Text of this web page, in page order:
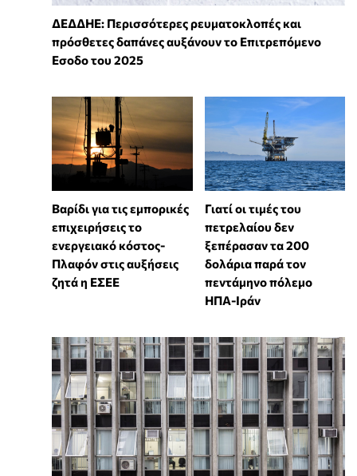
ΔΕΔΔΗΕ: Περισσότερες ρευματοκλοπές και
πρόσθετες δαπάνες αυξάνουν το Επιτρεπόμενο
Εσοδο του 2025
Βαρίδι για τις εμπορικές
επιχειρήσεις το
ενεργειακό κόστος-
Πλαφόν στις αυξήσεις
ζητά η ΕΣΕΕ
Γιατί οι τιμές του
πετρελαίου δεν
ξεπέρασαν τα 200
δολάρια παρά τον
πεντάμηνο πόλεμο
ΗΠΑ-Ιράν